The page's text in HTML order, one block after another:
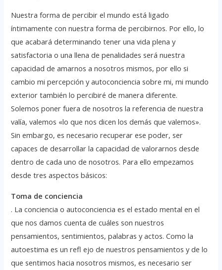
Nuestra forma de percibir el mundo está ligado
íntimamente con nuestra forma de percibirnos. Por ello, lo
que acabará determinando tener una vida plena y
satisfactoria o una llena de penalidades será nuestra
capacidad de amarnos a nosotros mismos, por ello si
cambio mi percepción y autoconciencia sobre mi, mi mundo
exterior también lo percibiré de manera diferente.
Solemos poner fuera de nosotros la referencia de nuestra
valía, valemos «lo que nos dicen los demás que valemos».
Sin embargo, es necesario recuperar ese poder, ser
capaces de desarrollar la capacidad de valorarnos desde
dentro de cada uno de nosotros. Para ello empezamos
desde tres aspectos básicos:
Toma de conciencia
. La conciencia o autoconciencia es el estado mental en el
que nos damos cuenta de cuáles son nuestros
pensamientos, sentimientos, palabras y actos. Como la
autoestima es un refl ejo de nuestros pensamientos y de lo
que sentimos hacia nosotros mismos, es necesario ser